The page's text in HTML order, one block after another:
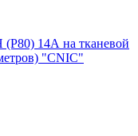
14А на тканевой
"CNIC"